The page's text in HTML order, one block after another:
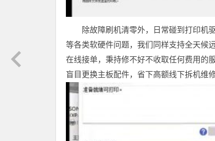
除故障刷机清零外，日常碰到打印机
等各类软硬件问题，我们同样支持全天候
在线接单，秉持修不好不收取任何费用的
盲目更换主板配件，省下高额线下拆机维修